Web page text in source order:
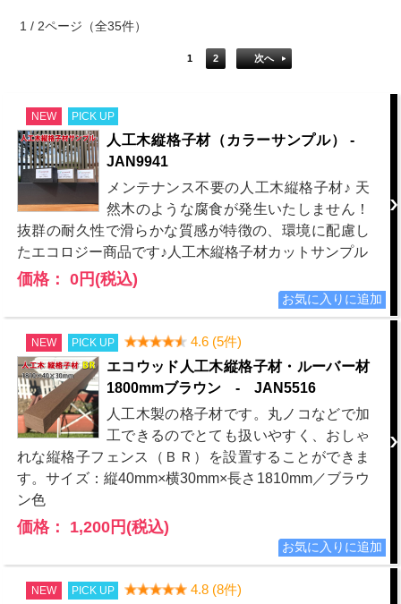
1 / 2ページ （全35件）
1 2 次へ
NEW PICK UP
人工木縦格子材（カラーサンプル） -
JAN9941
メンテナンス不要の人工木縦格子材♪ 天
然木のような腐食が発生いたしません！
抜群の耐久性で滑らかな質感が特徴の、環境に配慮し
たエコロジー商品です♪人工木縦格子材カットサンプル
価格： 0円(税込)
NEW PICK UP
4.6 (5件)
エコウッド人工木縦格子材・ルーバー材
1800mmブラウン - JAN5516
人工木製の格子材です。丸ノコなどで加
工できるのでとても扱いやすく、おしゃ
れな縦格子フェンス（ＢＲ）を設置することができま
す。サイズ：縦40mm×横30mm×長さ1810mm／ブラウ
ン色
価格： 1,200円(税込)
NEW PICK UP
4.8 (8件)